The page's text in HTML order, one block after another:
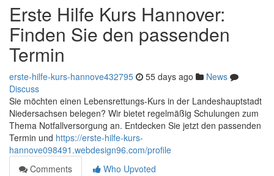
Erste Hilfe Kurs Hannover:
Finden Sie den passenden
Termin
erste-hilfe-kurs-hannove432795 55 days ago
News
Discuss
Sie möchten einen Lebensrettungs-Kurs in der Landeshauptstadt
Niedersachsen belegen? Wir bietet regelmäßig Schulungen zum
Thema Notfallversorgung an. Entdecken Sie jetzt den passenden
Termin und https://erste-hilfe-kurs-
hannove098491.webdesign96.com/profile
Comments
Who Upvoted